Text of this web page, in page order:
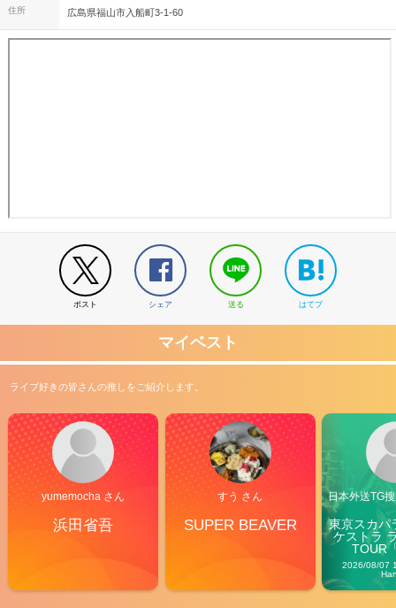
住所 広島県福山市入船町3-1-60
ポスト シェア 送る はてブ
マイベスト
ライブ好きの皆さんの推しをご紹介します。
yumemocha さん
浜田省吾
すう さん
SUPER BEAVER
日本外送TG
東京スカパ
ケストラ
TOUR
2026/08/07